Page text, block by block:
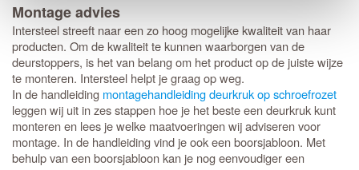
Montage advies
Intersteel streeft naar een zo hoog mogelijke kwaliteit van haar
producten. Om de kwaliteit te kunnen waarborgen van de
deurstoppers, is het van belang om het product op de juiste wijze
te monteren. Intersteel helpt je graag op weg.
In de handleiding montagehandleiding deurkruk op schroefrozet
leggen wij uit in zes stappen hoe je het beste een deurkruk kunt
monteren en lees je welke maatvoeringen wij adviseren voor
montage. In de handleiding vind je ook een boorsjabloon. Met
behulp van een boorsjabloon kan je nog eenvoudiger een